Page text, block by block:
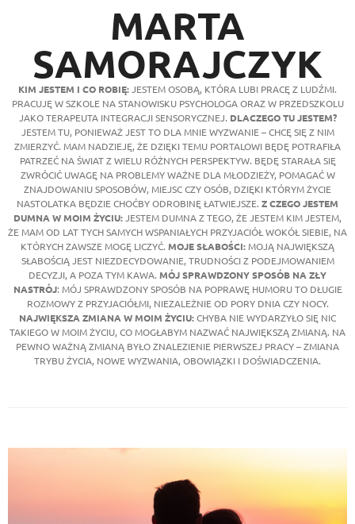
MARTA
SAMORAJCZYK
KIM JESTEM I CO ROBIĘ:JESTEM OSOBĄ, KTÓRA LUBI PRACĘ Z LUDŹMI.
PRACUJĘ W SZKOLE NA STANOWISKU PSYCHOLOGA ORAZ W PRZEDSZKOLU
JAKO TERAPEUTA INTEGRACJI SENSORYCZNEJ. DLACZEGO TU JESTEM?
JESTEM TU, PONIEWAŻ JEST TO DLA MNIE WYZWANIE – CHCĘ SIĘ Z NIM
ZMIERZYĆ. MAM NADZIEJĘ, ŻE DZIĘKI TEMU PORTALOWI BĘDĘ POTRAFIŁA
PATRZEĆ NA ŚWIAT Z WIELU RÓŻNYCH PERSPEKTYW. BĘDĘ STARAŁA SIĘ
ZWRÓCIĆ UWAGĘ NA PROBLEMY WAŻNE DLA MŁODZIEŻY, POMAGAĆ W
ZNAJDOWANIU SPOSOBÓW, MIEJSC CZY OSÓB, DZIĘKI KTÓRYM ŻYCIE
NASTOLATKA BĘDZIE CHOĆBY ODROBINĘ ŁATWIEJSZE. ZCZEGO JESTEM
DUMNA W MOIM ŻYCIU:JESTEM DUMNA Z TEGO, ŻE JESTEM KIM JESTEM,
ŻE MAM OD LAT TYCH SAMYCH WSPANIAŁYCH PRZYJACIÓŁ WOKÓŁ SIEBIE, NA
KTÓRYCH ZAWSZE MOGĘ LICZYĆ. MOJE SŁABOŚCI: MOJĄ NAJWIĘKSZĄ
SŁABOŚCIĄ JEST NIEZDECYDOWANIE, TRUDNOŚCI Z PODEJMOWANIEM
DECYZJI, A POZA TYM KAWA. MÓJ SPRAWDZONY SPOSÓB NA ZŁY
NASTRÓJ: MÓJ SPRAWDZONY SPOSÓB NA POPRAWĘ HUMORU TO DŁUGIE
ROZMOWY Z PRZYJACIÓŁMI, NIEZALEŻNIE OD PORY DNIA CZY NOCY.
NAJWIĘKSZA ZMIANA W MOIM ŻYCIU:CHYBA NIE WYDARZYŁO SIĘ NIC
TAKIEGO W MOIM ŻYCIU, CO MOGŁABYM NAZWAĆ NAJWIĘKSZĄ ZMIANĄ. NA
PEWNO WAŻNĄ ZMIANĄ BYŁO ZNALEZIENIE PIERWSZEJ PRACY – ZMIANA
TRYBU ŻYCIA, NOWE WYZWANIA, OBOWIĄZKI I DOŚWIADCZENIA.